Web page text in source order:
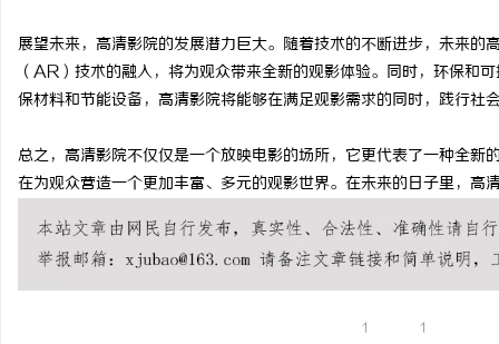
展望未来，高清影院的发展潜力巨大。随着技术的不断进步，未来
（AR）技术的融入，将为观众带来全新的观影体验。同时，环保和
保材料和节能设备，高清影院将能够在满足观影需求的同时，践行社
总之，高清影院不仅仅是一个放映电影的场所，它更代表了一种全
在为观众营造一个更加丰富、多元的观影世界。在未来的日子里，
1 1
唇，才是你整张脸的点